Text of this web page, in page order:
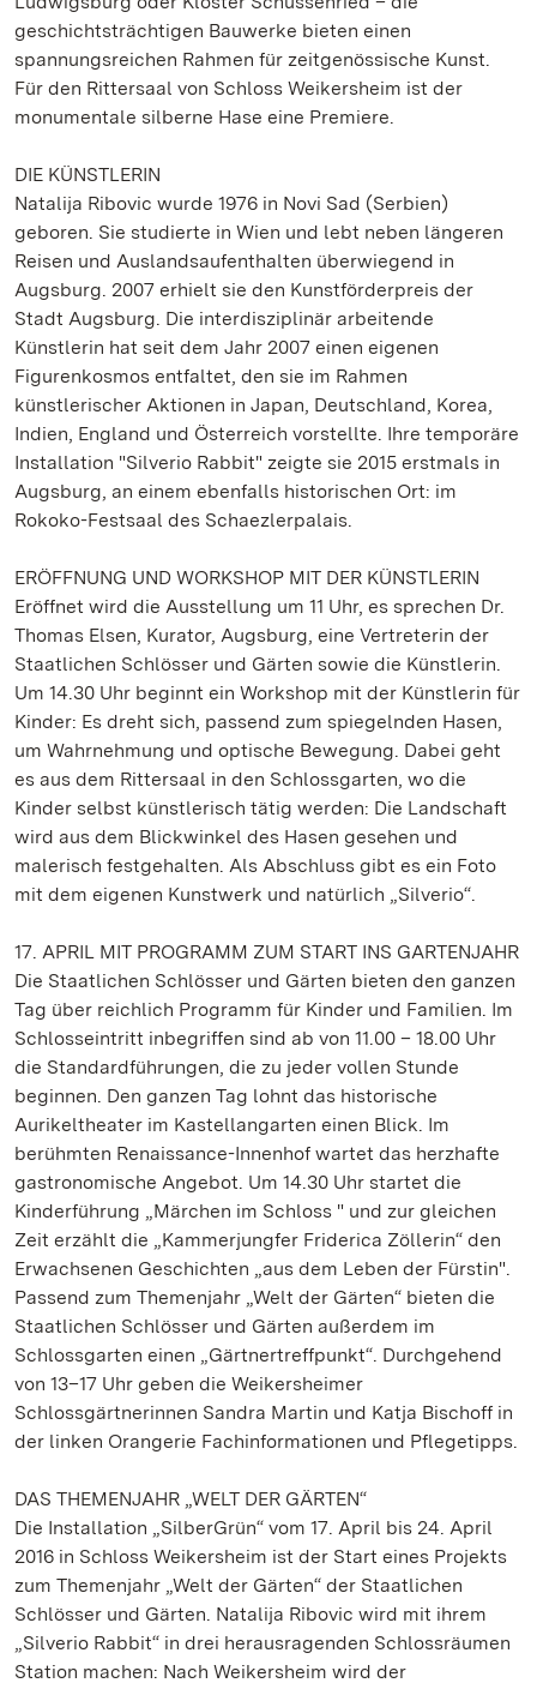
geschichtsträchtigen Bauwerke bieten einen
spannungsreichen Rahmen für zeitgenössische Kunst.
Für den Rittersaal von Schloss Weikersheim ist der
monumentale silberne Hase eine Premiere.
DIE KÜNSTLERIN
Natalija Ribovic wurde 1976 in Novi Sad (Serbien)
geboren. Sie studierte in Wien und lebt neben längeren
Reisen und Auslandsaufenthalten überwiegend in
Augsburg. 2007 erhielt sie den Kunstförderpreis der
Stadt Augsburg. Die interdisziplinär arbeitende
Künstlerin hat seit dem Jahr 2007 einen eigenen
Figurenkosmos entfaltet, den sie im Rahmen
künstlerischer Aktionen in Japan, Deutschland, Korea,
Indien, England und Österreich vorstellte. Ihre temporäre
Installation "Silverio Rabbit" zeigte sie 2015 erstmals in
Augsburg, an einem ebenfalls historischen Ort: im
Rokoko-Festsaal des Schaezlerpalais.
ERÖFFNUNG UND WORKSHOP MIT DER KÜNSTLERIN
Eröffnet wird die Ausstellung um 11 Uhr, es sprechen Dr.
Thomas Elsen, Kurator, Augsburg, eine Vertreterin der
Staatlichen Schlösser und Gärten sowie die Künstlerin.
Um 14.30 Uhr beginnt ein Workshop mit der Künstlerin für
Kinder: Es dreht sich, passend zum spiegelnden Hasen,
um Wahrnehmung und optische Bewegung. Dabei geht
es aus dem Rittersaal in den Schlossgarten, wo die
Kinder selbst künstlerisch tätig werden: Die Landschaft
wird aus dem Blickwinkel des Hasen gesehen und
malerisch festgehalten. Als Abschluss gibt es ein Foto
mit dem eigenen Kunstwerk und natürlich „Silverio“.
17. APRIL MIT PROGRAMM ZUM START INS GARTENJAHR
Die Staatlichen Schlösser und Gärten bieten den ganzen
Tag über reichlich Programm für Kinder und Familien. Im
Schlosseintritt inbegriffen sind ab von 11.00 – 18.00 Uhr
die Standardführungen, die zu jeder vollen Stunde
beginnen. Den ganzen Tag lohnt das historische
Aurikeltheater im Kastellangarten einen Blick. Im
berühmten Renaissance-Innenhof wartet das herzhafte
gastronomische Angebot. Um 14.30 Uhr startet die
Kinderführung „Märchen im Schloss " und zur gleichen
Zeit erzählt die „Kammerjungfer Friderica Zöllerin“ den
Erwachsenen Geschichten „aus dem Leben der Fürstin".
Passend zum Themenjahr „Welt der Gärten“ bieten die
Staatlichen Schlösser und Gärten außerdem im
Schlossgarten einen „Gärtnertreffpunkt“. Durchgehend
von 13–17 Uhr geben die Weikersheimer
Schlossgärtnerinnen Sandra Martin und Katja Bischoff in
der linken Orangerie Fachinformationen und Pflegetipps.
DAS THEMENJAHR „WELT DER GÄRTEN“
Die Installation „SilberGrün“ vom 17. April bis 24. April
2016 in Schloss Weikersheim ist der Start eines Projekts
zum Themenjahr „Welt der Gärten“ der Staatlichen
Schlösser und Gärten. Natalija Ribovic wird mit ihrem
„Silverio Rabbit“ in drei herausragenden Schlossräumen
Station machen: Nach Weikersheim wird der